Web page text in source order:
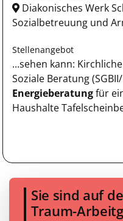
Diakonisches Werk
Sozialbetreuung und
Stellenangebot
...sehen kann:
Soziale Beratung
Energieberatungfür
Haushalte
Sie sind auf
Traum-